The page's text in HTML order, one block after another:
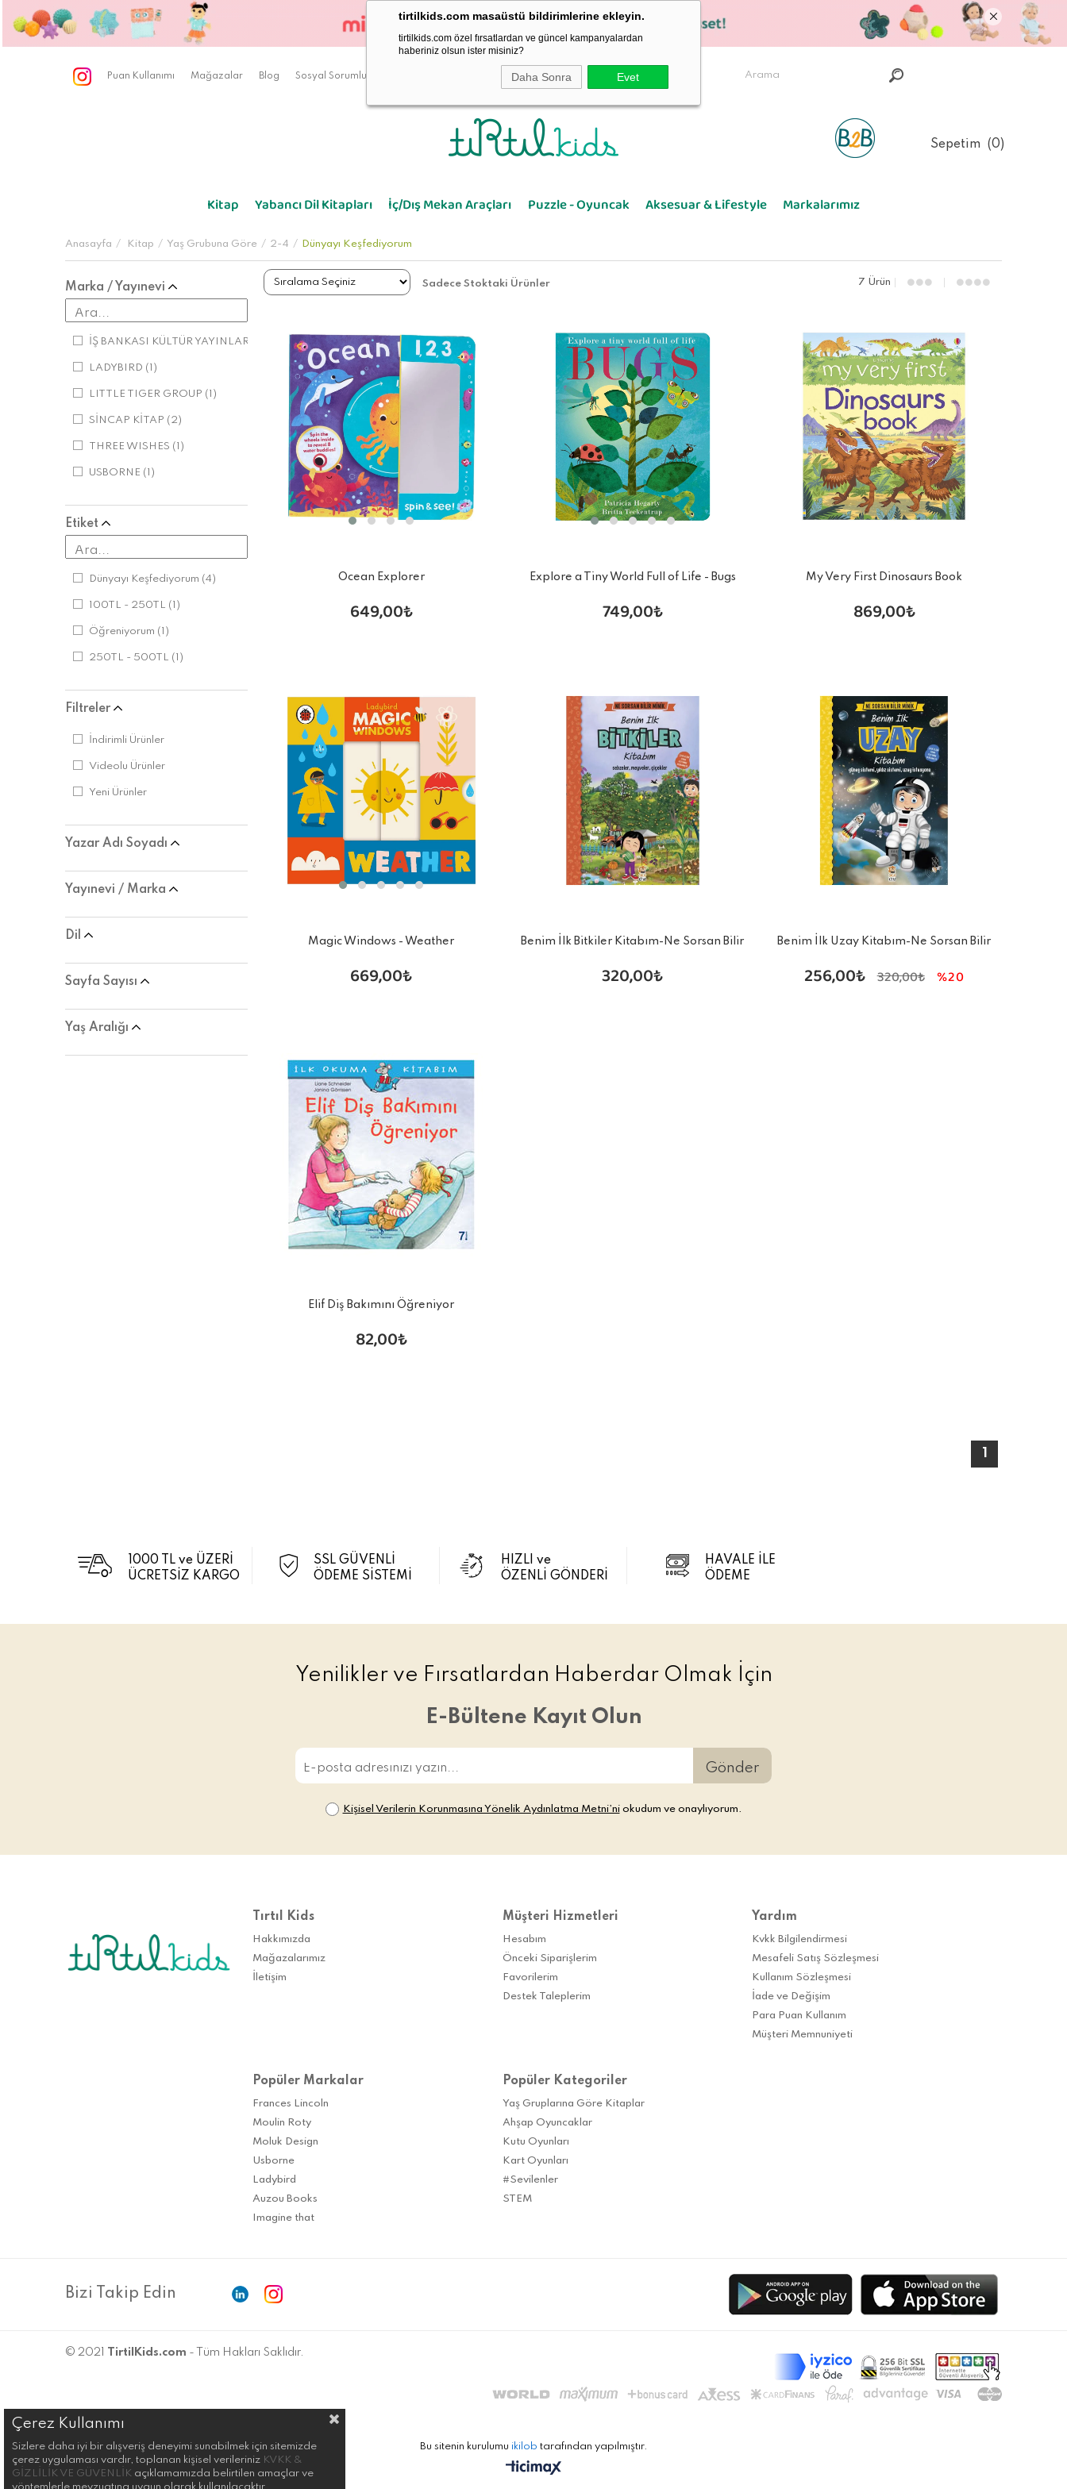
tirtilkids.com masaüstü bildirimlerine ekleyin.
tirtilkids.com özel fırsatlardan ve güncel kampanyalardan
haberiniz olsun ister misiniz?
Daha Sonra Evet
Puan Kullanımı Mağazalar Blog Sosyal Sorumluluk
Sepetim 0
Kitap Yabancı Dil Kitapları İç/Dış Mekan Araçları Puzzle - Oyuncak Aksesuar & Lifestyle Markalarımız
Anasayfa Kitap Yaş Grubuna Göre 2-4 Dünyayı Keşfediyorum
Marka / Yayınevi
İŞ BANKASI KÜLTÜR YAYINLARI
LADYBIRD (1)
LITTLE TIGER GROUP (1)
SİNCAP KİTAP (2)
THREE WISHES (1)
USBORNE (1)
Etiket
Dünyayı Keşfediyorum (4)
100TL - 250TL (1)
Öğreniyorum (1)
250TL - 500TL (1)
Filtreler
İndirimli Ürünler
Videolu Ürünler
Yeni Ürünler
Yazar Adı Soyadı
Yayınevi / Marka
Dil
Sayfa Sayısı
Yaş Aralığı
Sadece Stoktaki Ürünler 7 Ürün
Ocean Explorer
649,00₺
Explore a Tiny World Full of Life - Bugs
749,00₺
My Very First Dinosaurs Book
869,00₺
Magic Windows - Weather
669,00₺
Benim İlk Bitkiler Kitabım-Ne Sorsan Bilir
320,00₺
Benim İlk Uzay Kitabım-Ne Sorsan Bilir
256,00₺ 320,00₺ %20
Elif Diş Bakımını Öğreniyor
82,00₺
1000 TL ve ÜZERİ
ÜCRETSİZ KARGO
SSL GÜVENLİ
ÖDEME SİSTEMİ
HIZLI ve
ÖZENLİ GÖNDERİ
HAVALE İLE
ÖDEME
Yenilikler ve Fırsatlardan Haberdar Olmak İçin
E-Bültene Kayıt Olun
Gönder
Kişisel Verilerin Korunmasına Yönelik Aydınlatma Metni’ni okudum ve onaylıyorum.
Tırtıl Kids
Hakkımızda
Mağazalarımız
İletişim
Müşteri Hizmetleri
Hesabım
Önceki Siparişlerim
Favorilerim
Destek Taleplerim
Yardım
Kvkk Bilgilendirmesi
Mesafeli Satış Sözleşmesi
Kullanım Sözleşmesi
İade ve Değişim
Para Puan Kullanım
Müşteri Memnuniyeti
Popüler Markalar
Frances Lincoln
Moulin Roty
Moluk Design
Usborne
Ladybird
Auzou Books
Imagine that
Popüler Kategoriler
Yaş Gruplarına Göre Kitaplar
Ahşap Oyuncaklar
Kutu Oyunları
Kart Oyunları
#Sevilenler
STEM
Bizi Takip Edin
© 2021 TirtilKids.com - Tüm Hakları Saklıdır.
Bu sitenin kurulumu ikilob tarafından yapılmıştır.
Çerez Kullanımı
Sizlere daha iyi bir alışveriş deneyimi sunabilmek için sitemizde
çerez uygulaması vardır, toplanan kişisel verileriniz KVKK &
GİZLİLİK VE GÜVENLİK açıklamamızda belirtilen amaçlar ve